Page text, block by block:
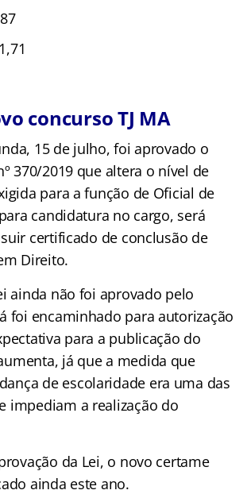
concurso TJ MA
15 de julho, foi aprovado o
370/2019 que altera o nível de
para a função de Oficial de
candidatura no cargo, será
certificado de conclusão de
Direito.
ainda não foi aprovado pelo
foi encaminhado para autorização
para a publicação do
já que a medida que
de escolaridade era uma das
impediam a realização do
da Lei, o novo certame
ainda este ano.